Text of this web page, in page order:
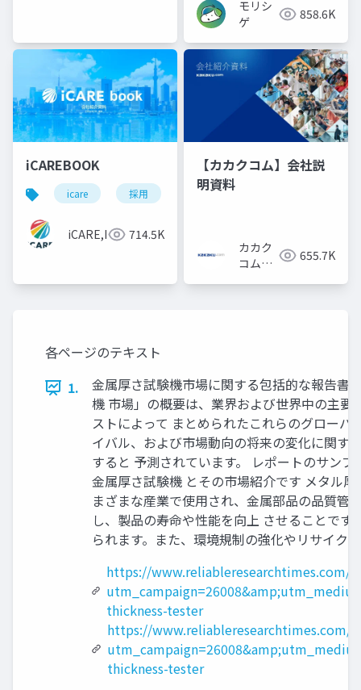
モリシ
ゲ
858.6K
iCAREBOOK
icare 採用 カルチャーデック
iCARE,Inc 714.5K
【カカクコム】会社説
明資料
カカク
コム採
655.7K
各ページのテキスト
1.
金属厚さ試験機市場に関する包括的な報告書
機 市場」の概要は、業界および世界中の主
ストによって まとめられたこれらのグロー
イバル、および市場動向の将来の変化に関す
すると 予測されています。 レポートのサ
金属厚さ試験機 とその市場紹介です メタル
まざまな産業で使用され、金属部品の品質管
し、製品の寿命や性能を向上 させることで
られます。また、環境規制の強化やリサイク
https://www.reliableresearchtimes.com/
thickness-tester
https://www.reliableresearchtimes.com/
thickness-tester